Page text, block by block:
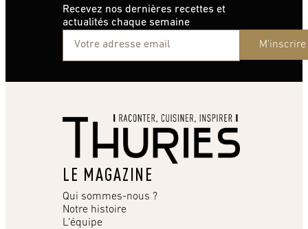
Recevez nos dernières recettes et
actualités chaque semaine
M'inscrire
LE MAGAZINE
Qui sommes-nous ?
Notre histoire
L’équipe